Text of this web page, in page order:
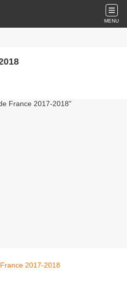
MENU